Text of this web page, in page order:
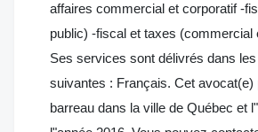
affaires commercial et corporatif -
public) -fiscal et taxes (commercial
Ses services sont délivrés dans
suivantes : Français. Cet avocat(e)
barreau dans la ville de Québec et